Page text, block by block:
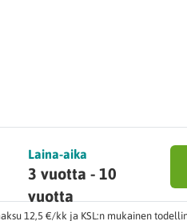
Laina-aika
3 vuotta - 10
vuotta
12,5 €/kk ja KSL:n mukainen